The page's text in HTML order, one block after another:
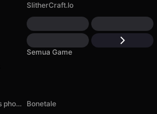
SlitherCraft.Io
Semua Game
Find differences: Open the girl's photo
Bonetale